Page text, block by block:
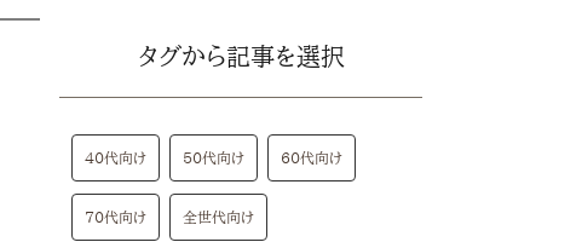
タグから記事を選択
40代向け 50代向け 60代向け
70代向け 全世代向け